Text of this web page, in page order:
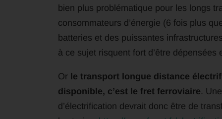
bien plus problématique pour les longs
consommateurs d’énergie (6 fois plus
batteries et des puissantes
à ce sujet risquent fort d’être dépensées
Or le transport longue distance
disponible, c’est le fret ferroviaire.
d’électrification devrait donc être de